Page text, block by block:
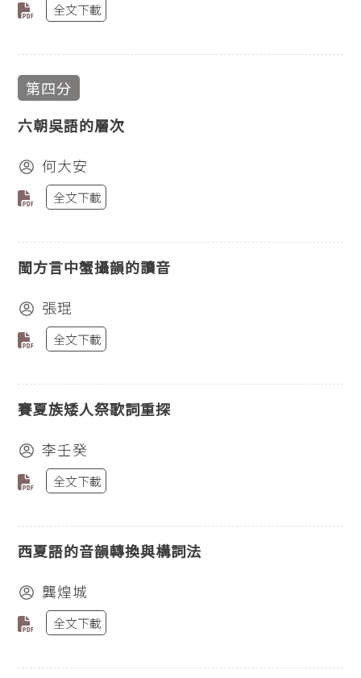
全文下載
第四分
六朝吳語的層次
何大安
全文下載
閩方言中蟹攝韻的讀音
張琨
全文下載
賽夏族矮人祭歌詞重探
李壬癸
全文下載
西夏語的音韻轉換與構詞法
龔煌城
全文下載